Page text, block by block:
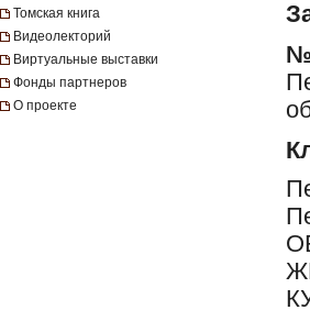
Томская книга
Видеолекторий
Виртуальные выставки
Фонды партнеров
О проекте
№